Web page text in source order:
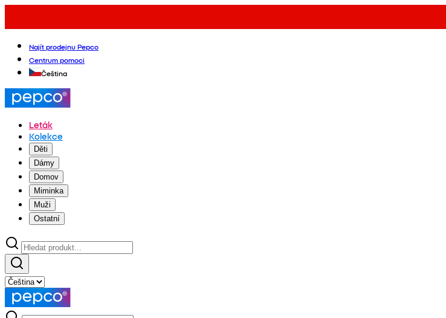
Najít prodejnu Pepco
Centrum pomoci
Čeština
Leták
Kolekce
Děti
Dámy
Domov
Miminka
Muži
Ostatní